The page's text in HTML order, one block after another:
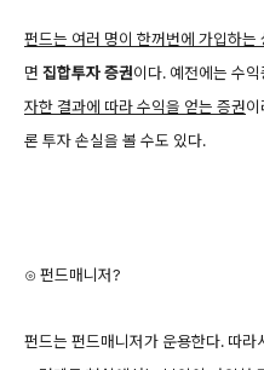
펀드는 여러 명이 한꺼번에 가입하는
면 집합투자 증권이다. 예전에는 수
자한 결과에 따라 수익을 얻는 증권
론 투자 손실을 볼 수도 있다.
⊙ 펀드매니저?
펀드는 펀드매니저가 운용한다. 따라